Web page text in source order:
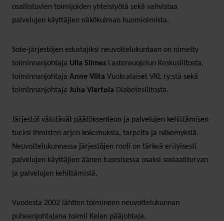
osallistuvien toimijoiden yhteistyötä sekä vahvistaa
palvelujen käyttäjien näkökulman huomioimista.
Sote-järjestöjen edustajiksi neuvottelukuntaan on nimetty
toiminnanjohtaja Ulla Siimes Lastensuojelun Keskusliitosta,
toiminnanjohtaja Anne Viita Vuokralaiset VKL ry:stä sekä
toiminnanjohtaja Juha Viertola Diabetesliitosta.
Järjestöt välittävät päätöksenteon ja palvelujen kehittämisen
tueksi ihmisten arjen kokemuksia, tarpeita ja näkemyksiä.
Neuvottelukunnassa järjestöjen rooli on tärkeä erityisesti
palvelujen käyttäjien äänen tuomisessa osaksi sosiaaliturvan
ja palvelujen kehittämistä.
Vuodesta 2002 lähtien toimineen neuvottelukunnan
puheenjohtajana toimii Kelan pääjohtaja.